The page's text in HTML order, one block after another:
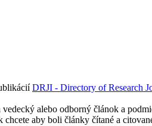
DRJI - Directory of Research
alebo odborný článok a
aby boli články čítané a